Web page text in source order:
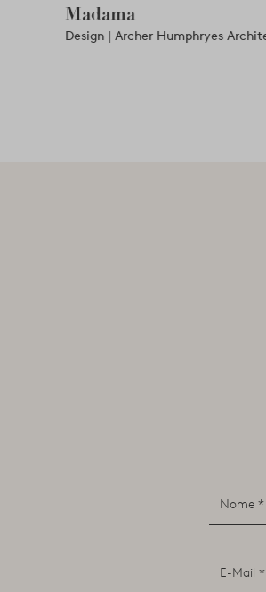
Madama
Design | Archer Humphryes